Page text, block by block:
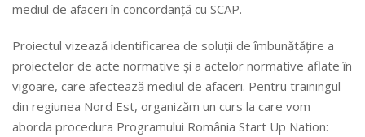
mediul de afaceri în concordanță cu SCAP.
Proiectul vizează identificarea de soluții de îmbunătățire a
proiectelor de acte normative și a actelor normative aflate în
vigoare, care afectează mediul de afaceri. Pentru trainingul
din regiunea Nord Est, organizăm un curs la care vom
aborda procedura Programului România Start Up Nation: